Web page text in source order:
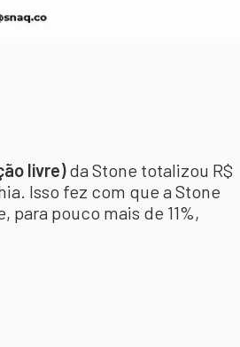
livre)da Stone totalizou R$
Isso fez com que a Stone
pouco mais de 11%,